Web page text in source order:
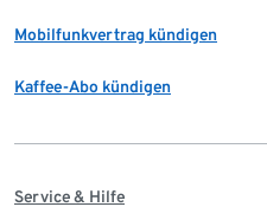
Mobilfunkvertrag kündigen
Kaffee-Abo kündigen
Service & Hilfe